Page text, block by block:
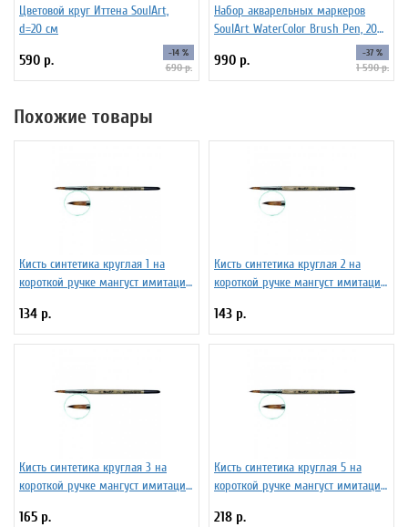
Цветовой круг Иттена SoulArt,
d=20 см
590 р. -14 %
690 р.
Набор акварельных маркеров
SoulArt WaterColor Brush Pen, 20
990 р. -37 %
1 590 р.
Похожие товары
Кисть синтетика круглая 1 на
короткой ручке мангуст имитация
134 р.
Кисть синтетика круглая 2 на
короткой ручке мангуст имитация
143 р.
Кисть синтетика круглая 3 на
короткой ручке мангуст имитация
165 р.
Кисть синтетика круглая 5 на
короткой ручке мангуст имитация
218 р.